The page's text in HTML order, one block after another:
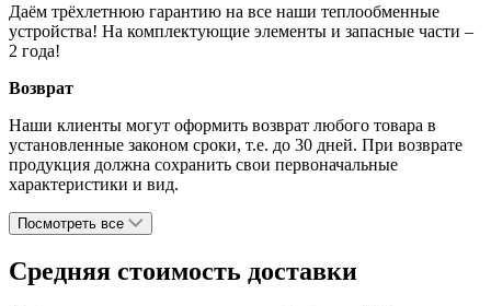
Даём трёхлетнюю гарантию на все наши теплообменные
устройства! На комплектующие элементы и запасные части –
2 года!
Возврат
Наши клиенты могут оформить возврат любого товара в
установленные законом сроки, т.е. до 30 дней. При возврате
продукция должна сохранить свои первоначальные
характеристики и вид.
Посмотреть все
Средняя стоимость доставки